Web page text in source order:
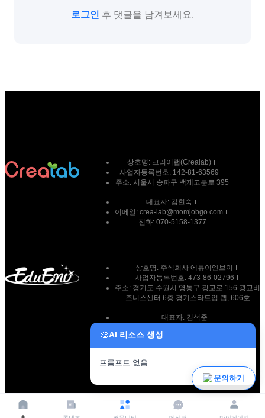
파일 업로드
🎨AI 리소스 생성
프롬프트 없음
로그인 후 댓글을 남겨보세요.
상호명: 크리어랩(Crealab)
사업자등록번호: 142-81-63569
주소: 서울시 송파구 백제고분로 395
대표자: 김현숙
이메일: crea-lab@momjobgo.com
전화: 070-5158-1377
상호명: 주식회사 에듀이엔브이
사업자등록번호: 473-86-02796
주소: 경기도 수원시 영통구 광교로 156 광교비
즈니스센터 6층 경기스타트업 랩, 606호
대표자: 김석준
전화: 010-9269-7511
문의하기